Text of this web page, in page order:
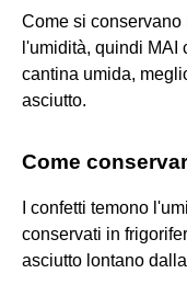
Come si conservano
l'umidità, quindi MAI
cantina umida,
asciutto.
Come
I confetti temono
conservati in
asciutto lontano